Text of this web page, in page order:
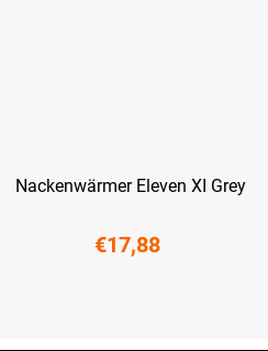
Nackenwärmer Eleven XI Grey
€17,88